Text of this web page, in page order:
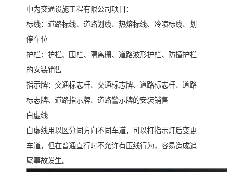
中为交通设施工程有限公司项目：
标线：道路标线、道路划线、热熔标线、冷喷标线、划
停车位
护栏：护栏、围栏、隔离栅、道路波形护栏、防撞护栏
的安装销售
指示牌：交通标志杆、交通标志牌、道路标志杆、道路
标志牌、道路指示牌、道路警示牌的安装销售
白虚线
白虚线用以区分同方向不同车道，可以打指示灯后变更
车道，但在普通直行时不允许有压线行为，容易造成追
尾事故发生。